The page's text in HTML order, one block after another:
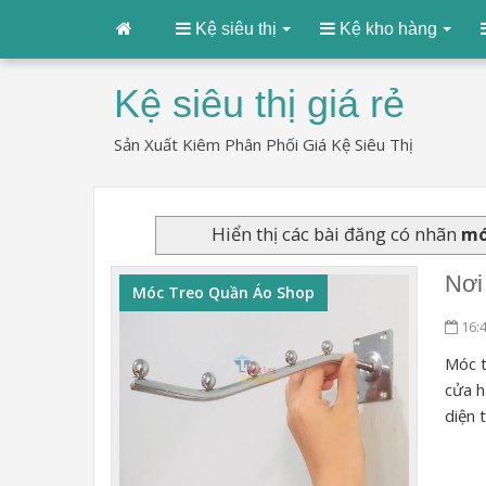
Kệ siêu thị Kệ kho hàng
Kệ siêu thị giá rẻ
Sản Xuất Kiêm Phân Phối Giá Kệ Siêu Thị
Hiển thị các bài đăng có nhãn
Móc Treo Quần Áo Shop
Móc
cửa
diện